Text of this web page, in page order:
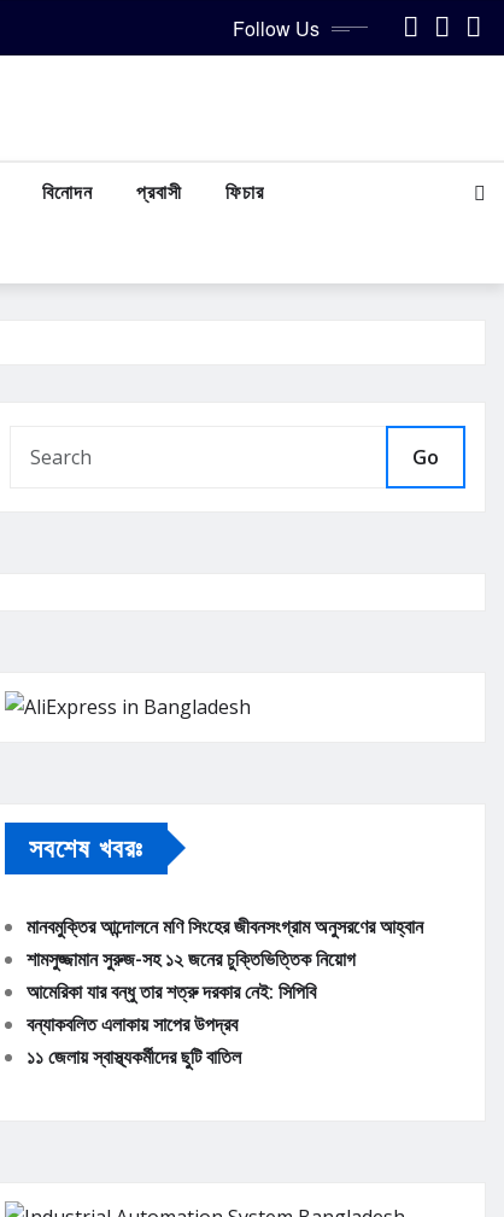
Follow Us
বিনোদন প্রবাসী ফিচার
Go
সবশেষ খবরঃ
মানবমুক্তির আন্দোলনে মণি সিংহের জীবনসংগ্রাম অনুসরণের আহ্বান
শামসুজ্জামান সুরুজ-সহ ১২ জনের চুক্তিভিত্তিক নিয়োগ
আমেরিকা যার বন্ধু তার শত্রু দরকার নেই: সিপিবি
বন্যাকবলিত এলাকায় সাপের উপদ্রব
১১ জেলায় স্বাস্থ্যকর্মীদের ছুটি বাতিল